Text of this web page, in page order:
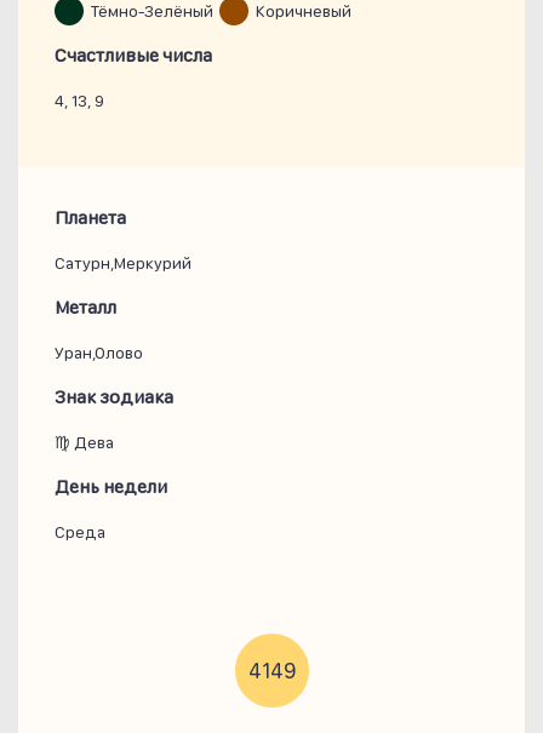
Тёмно-Зелёный Коричневый
Счастливые числа
4, 13, 9
Планета
Сатурн,Меркурий
Металл
Уран,Олово
Знак зодиака
♍ Дева
День недели
Среда
4149